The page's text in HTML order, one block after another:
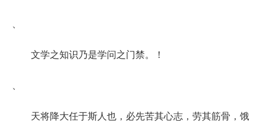
文学之知识乃是学问之门禁。！
天将降大任于斯人也，必先苦其心志，劳其筋骨，饿